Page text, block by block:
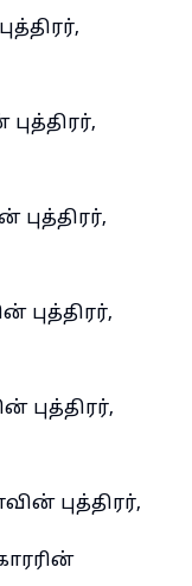
புத்திரர்,
புத்திரர்,
புத்திரர்,
புத்திரர்,